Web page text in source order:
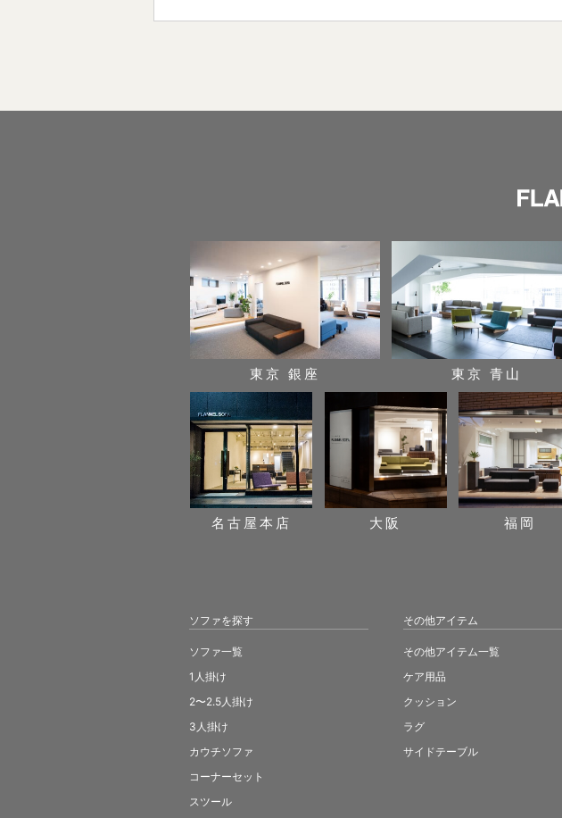
東京 銀座 東京 青山
名古屋本店 大阪 福岡
ソファを探す
ソファ一覧
1人掛け
2〜2.5人掛け
3人掛け
カウチソファ
コーナーセット
スツール
その他アイテム
その他アイテム一覧
ケア用品
クッション
ラグ
サイドテーブル